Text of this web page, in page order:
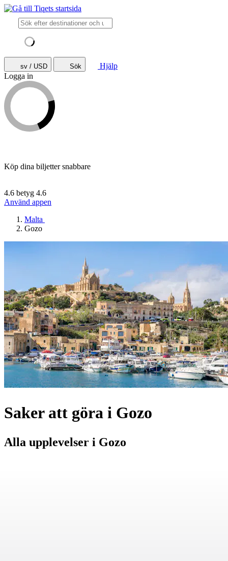
sv / USD Sök
Hjälp
Logga in
Köp dina biljetter snabbare
4.6 betyg 4.6
Använd appen
Malta
Gozo
Saker att göra i Gozo
Alla upplevelser i Gozo